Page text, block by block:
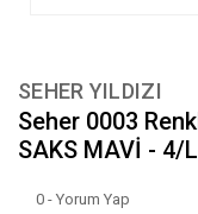
SEHER YILDIZI
Seher 0003
SAKS MAVİ - 4/L
0 - Yorum Yap